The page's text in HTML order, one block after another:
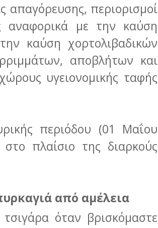
απαγόρευσης, περιορισμοί
αναφορικά με την καύση
καύση χορτολιβαδικών
αποβλήτων και
υγειονομικής ταφής
περιόδου (01 Μαΐου
πλαίσιο της διαρκούς
από αμέλεια
όταν βρισκόμαστε